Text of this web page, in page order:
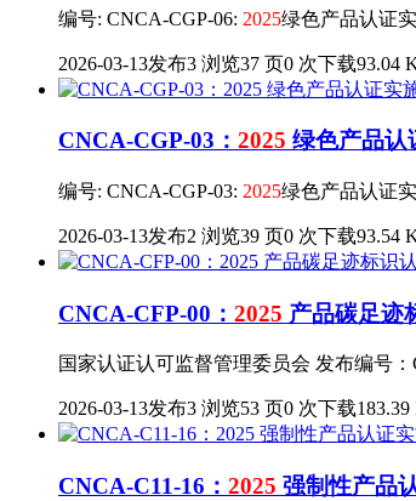
编号: CNCA-CGP-06: 2025绿色产品认证
2026-03-13发布3 浏览37 页0 次下载93.04
CNCA-CGP-03： 2025 绿色产品认
编号: CNCA-CGP-03: 2025绿色产品认证
2026-03-13发布2 浏览39 页0 次下载93.54
CNCA-CFP-00： 2025 产品碳足迹
国家认证认可监督管理委员会 发布编号：
2026-03-13发布3 浏览53 页0 次下载
CNCA-C11-16： 2025 强制性产品